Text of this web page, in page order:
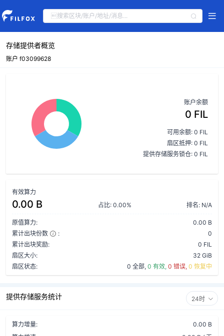
存储提供者概览
账户 f03099628
账户余额
0 FIL
可用余额: 0 FIL
扇区抵押: 0 FIL
提供存储服务锁仓: 0 FIL
有效算力
0.00 B 占比: 0.00% 排名: N/A
原值算力:
0.00 B
累计出块份数
:
0
累计出块奖励:
0 FIL
扇区大小:
32 GiB
扇区状态:
0 全部, 0 有效, 0 错误, 0 恢复中
提供存储服务统计 24时
算力增量:
0.00 B